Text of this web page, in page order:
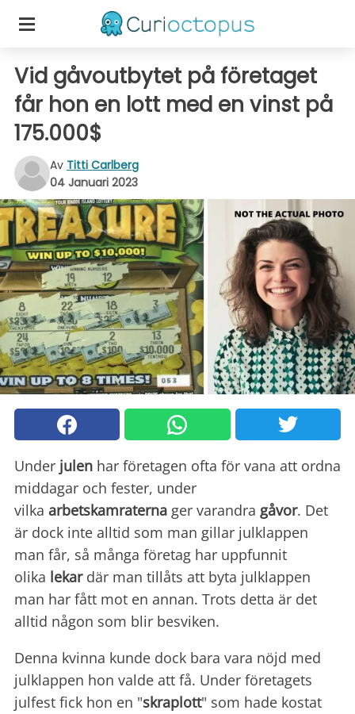
Vid gåvoutbytet på företaget
får hon en lott med en vinst på
175.000$
Av Titti Carlberg
04 Januari 2023
Under julen har företagen ofta för vana att ordna
middagar och fester, under
vilka arbetskamraterna ger varandra gåvor. Det
är dock inte alltid som man gillar julklappen
man får, så många företag har uppfunnit
olika lekardär man tillåts att byta julklappen
man har fått mot en annan. Trots detta är det
alltid någon som blir besviken.
Denna kvinna kunde dock bara vara nöjd med
julklappen hon valde att få. Under företagets
julfest fick hon en "skraplott" som hade kostat